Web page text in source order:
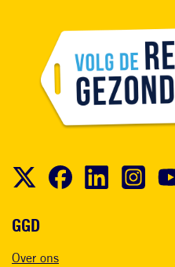
Voet
GGD
Over ons